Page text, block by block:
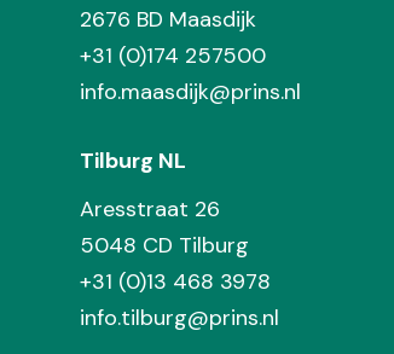
2676 BD Maasdijk
+31 (0)174 257500
info.maasdijk@prins.nl
Tilburg NL
Aresstraat 26
5048 CD Tilburg
+31 (0)13 468 3978
info.tilburg@prins.nl